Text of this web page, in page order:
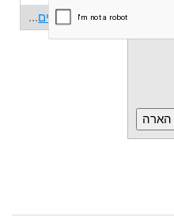
שיעורים נוספים...